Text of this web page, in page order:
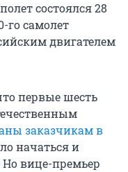
состоялся 28
го самолет
двигателем
первые шесть
заказчикам в
начаться и
Но вице-премьер